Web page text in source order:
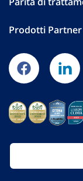
Prodotti